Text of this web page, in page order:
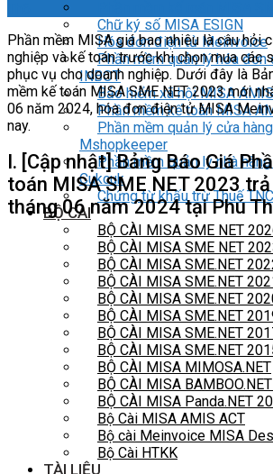
Chữ ký số MISA ESIGN
Hóa đơn điện tử Meinvoice
Phần mềm quản lý hóa đơn
INBOT
Bảo hiểm xã hội MISA AMIS
Phần mềm kế toán MISA
Phần mềm quản lý cửa
Mshopkeeper
Phần mềm quản lý nhà
Cukcuk
Chứng từ khấu trừ Thuế
BỘ CÀI
BỘ CÀI MISA SME NET
BỘ CÀI MISA SME NET
BỘ CÀI MISA SME.NET
BỘ CÀI MISA SME.NET
BỘ CÀI MISA SME.NET
BỘ CÀI MISA SME.NET
BỘ CÀI MISA SME.NET
BỘ CÀI MISA SME.NET
BỘ CÀI MISA MIMOSA.NET
BỘ CÀI MISA
BỘ CÀI MISA Panda.NET
Bộ Cài MISA AMIS ACT
Bộ cài Meinvoice MISA
Bộ Cài HTKK
TÀI LIỆU
Phần mềm MISA giá bao nhiêu là câu hỏi
nghiệp và kế toán trước khi chọn mua các
phục vụ cho doanh nghiệp. Dưới đây là
mềm kế toán MISA SME NET 2023 mới
06 năm 2024, hóa đơn điện tử MISA
nay.
I. [Cập nhật] Bảng Báo Giá
toán MISA SME NET 2023
tháng 06 năm 2024 tại Phú